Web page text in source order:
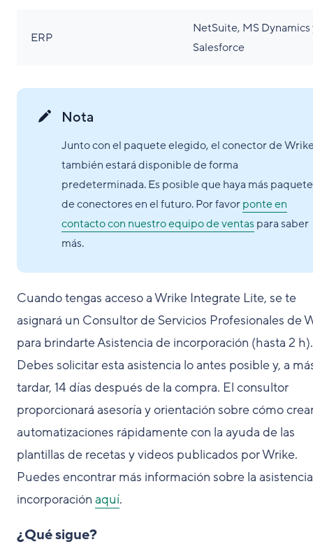
ERP
NetSuite, MS Dynamics
Salesforce
Nota
Junto con el paquete elegido, el conector de
también estará disponible de forma
predeterminada. Es posible que haya más
de conectores en el futuro. Por favorponte en
contacto con nuestro equipo de ventaspara saber
más.
Cuando tengas acceso a Wrike Integrate Lite, se te
asignará un Consultor de Servicios Profesionales de
para brindarte Asistencia de incorporación (hasta 2 h).
Debes solicitar esta asistencia lo antes posible y, a
tardar, 14 días después de la compra. El consultor
proporcionará asesoría y orientación sobre cómo
automatizaciones rápidamente con la ayuda de las
plantillas de recetas y videos publicados por Wrike.
Puedes encontrar más información sobre la
incorporación aquí.
¿Qué sigue?